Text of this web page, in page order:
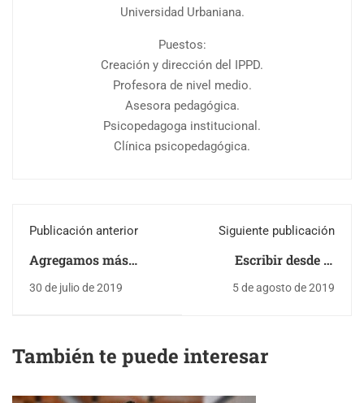
Universidad Urbaniana.
Puestos:
Creación y dirección del IPPD.
Profesora de nivel medio.
Asesora pedagógica.
Psicopedagoga institucional.
Clínica psicopedagógica.
Publicación anterior
Agregamos más
cupos para el curso
30 de julio de 2019
Siguiente publicación
Escribir desde la
pasión y la
5 de agosto de 2019
También te puede interesar